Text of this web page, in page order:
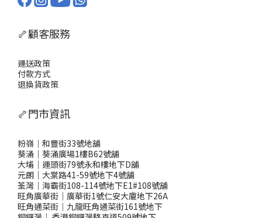
🦴顧客服務
運送政策
付款方式
退換貨政策
🦴門市資訊
粉嶺｜和豐街33號地舖
葵涌｜葵涌廣場1樓B62號舖
大埔｜運頭街79號永和樓地下D舖
元朗｜大棠路41-59號地下4號舖
荃灣｜海霸街108-114號地下E1#108號舖
旺角廣華街｜廣華街1號仁安大廈地下26A
旺角通菜街｜九龍旺角通菜街161號地下